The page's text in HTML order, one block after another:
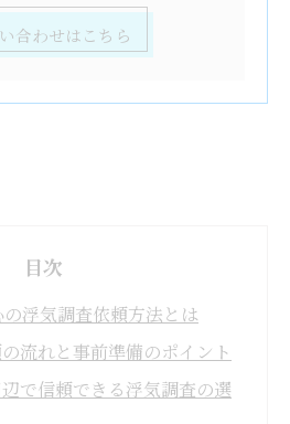
合わせはこちら
目次
浮気調査依頼方法とは
流れと事前準備のポイント
で信頼できる浮気調査の選